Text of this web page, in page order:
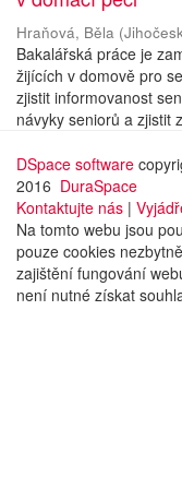
Hraňová, Běla (
Bakalářská práce je
žijících v domově pro
zjistit informovanost
návyky seniorů a zjistit
DSpace software
2016 DuraSpace
Kontaktujte nás |
Na tomto webu jsou
pouze cookies
zajištění fungování
není nutné získat